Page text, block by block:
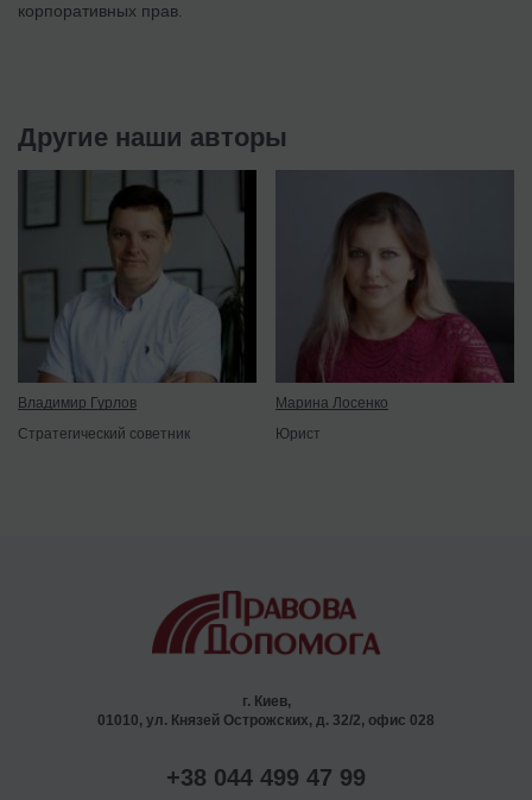
корпоративных прав.
Другие наши авторы
Владимир Гурлов
Стратегический советник
Марина Лосенко
Юрист
г. Киев,
01010, ул. Князей Острожских, д. 32/2, офис 028
+38 044 499 47 99